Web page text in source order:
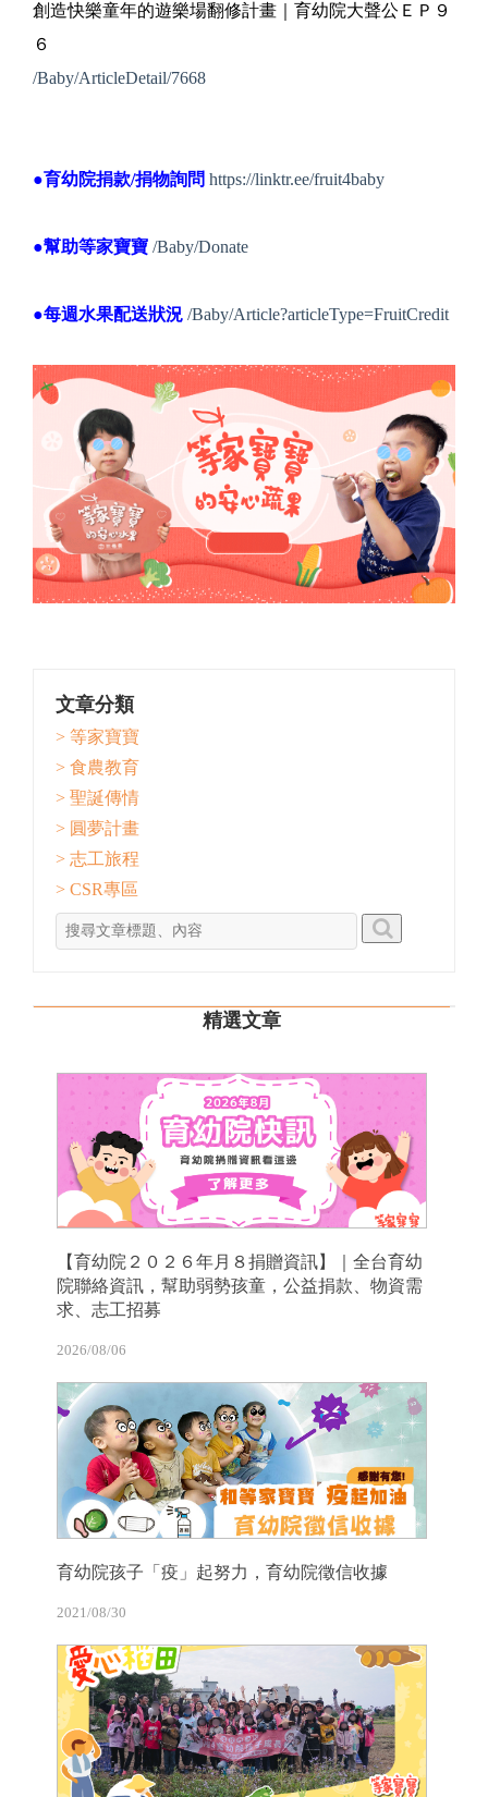
創造快樂童年的遊樂場翻修計畫｜育幼院大聲公ＥＰ９
６
/Baby/ArticleDetail/7668
●育幼院捐款/捐物詢問 https://linktr.ee/fruit4baby
●幫助等家寶寶 /Baby/Donate
●每週水果配送狀況 /Baby/Article?articleType=FruitCredit
文章分類
> 等家寶寶
> 食農教育
> 聖誕傳情
> 圓夢計畫
> 志工旅程
> CSR專區
精選文章
【育幼院２０２６年月８捐贈資訊】｜全台育幼
院聯絡資訊，幫助弱勢孩童，公益捐款、物資需
求、志工招募
2026/08/06
育幼院孩子「疫」起努力，育幼院徵信收據
2021/08/30